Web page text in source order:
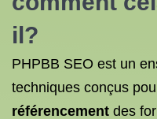
il?
PHPBB SEO est un
techniques conçus
référencement des